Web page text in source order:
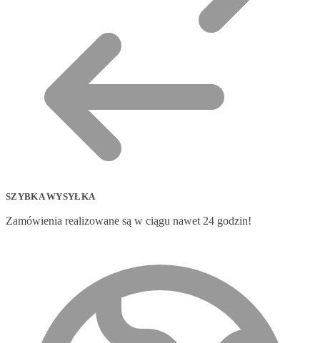
SZYBKA WYSYŁKA
Zamówienia realizowane są w ciągu nawet 24 godzin!